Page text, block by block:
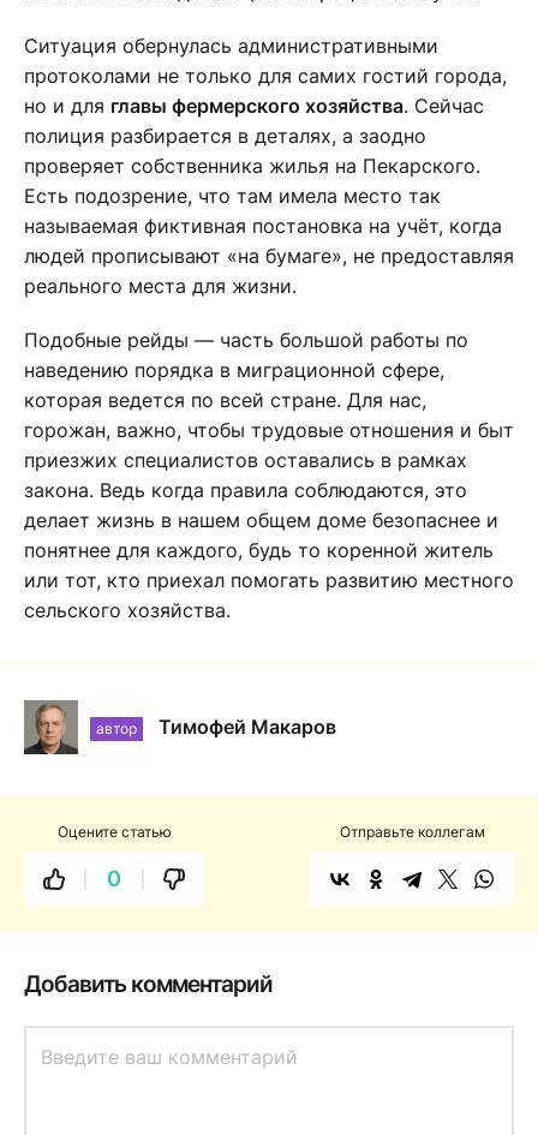
Ситуация обернулась административными
протоколами не только для самих гостий города,
но и для главы фермерского хозяйства. Сейчас
полиция разбирается в деталях, а заодно
проверяет собственника жилья на Пекарского.
Есть подозрение, что там имела место так
называемая фиктивная постановка на учёт, когда
людей прописывают «на бумаге», не предоставляя
реального места для жизни.
Подобные рейды — часть большой работы по
наведению порядка в миграционной сфере,
которая ведется по всей стране. Для нас,
горожан, важно, чтобы трудовые отношения и быт
приезжих специалистов оставались в рамках
закона. Ведь когда правила соблюдаются, это
делает жизнь в нашем общем доме безопаснее и
понятнее для каждого, будь то коренной житель
или тот, кто приехал помогать развитию местного
сельского хозяйства.
автор Тимофей Макаров
Оцените статью
0
Отправьте коллегам
Добавить комментарий